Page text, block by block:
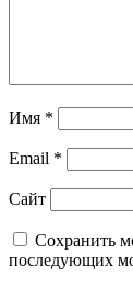
Имя *
Email *
Сайт
Сохранить
последующих